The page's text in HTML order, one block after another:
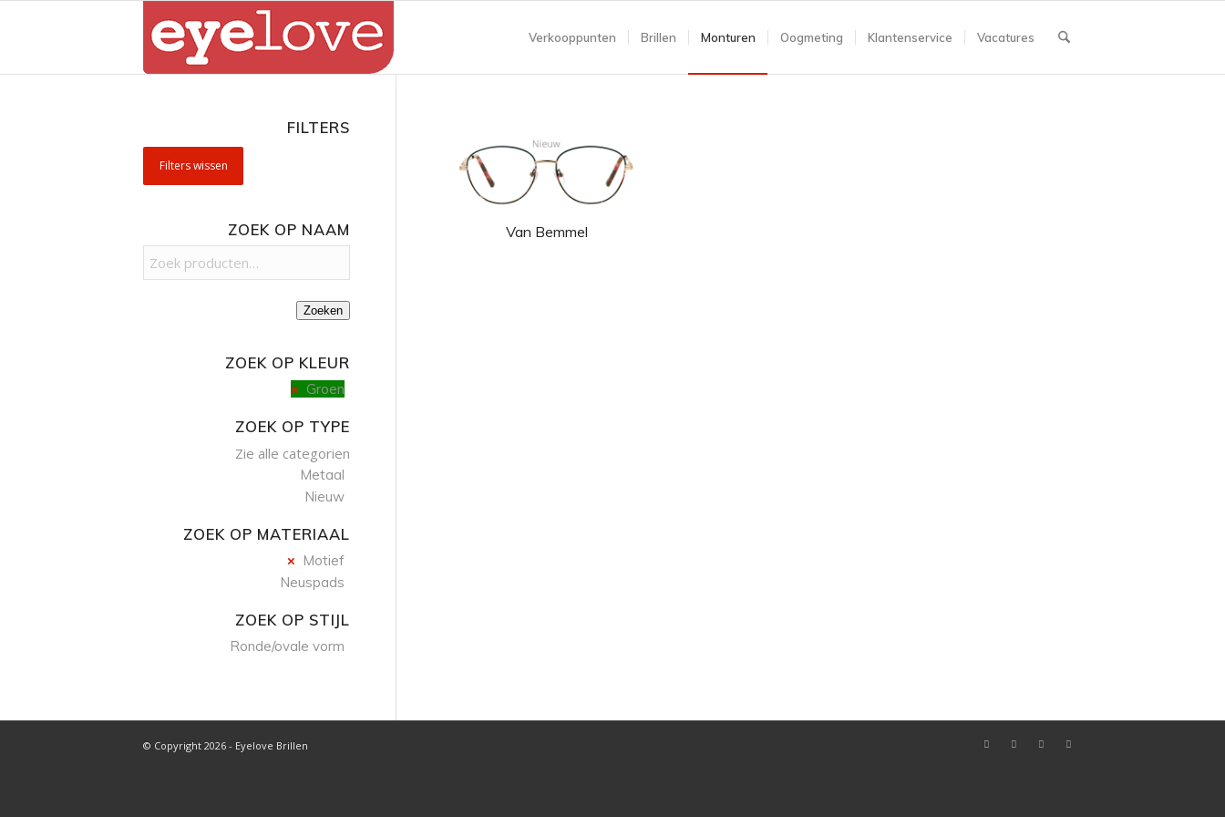
Verkooppunten Brillen Monturen Oogmeting Klantenservice Vacatures
Van Bemmel
FILTERS
Filters wissen
ZOEK OP NAAM
Zoeken
ZOEK OP KLEUR
Groen
ZOEK OP TYPE
Zie alle categorien
Metaal
Nieuw
ZOEK OP MATERIAAL
Motief
Neuspads
ZOEK OP STIJL
Ronde/ovale vorm
© Copyright 2026 - Eyelove Brillen